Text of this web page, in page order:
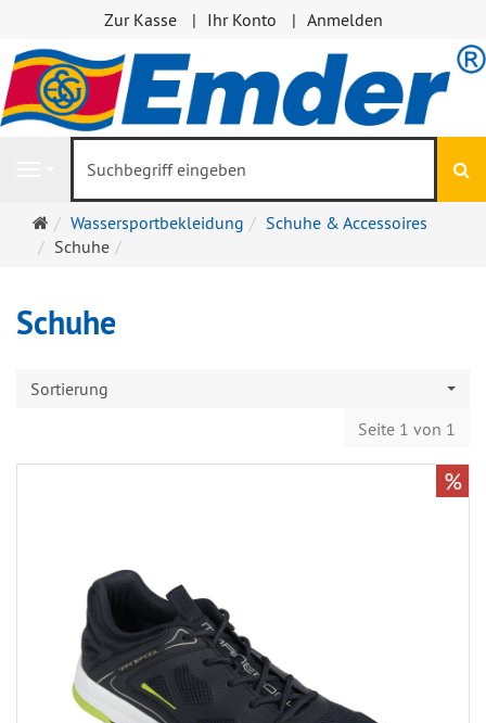
Zur Kasse Ihr Konto Anmelden
Navigation
Startseite
Wassersportbekleidung
Schuhe & Accessoires
Schuhe
Schuhe
Sortierung
Seite 1 von 1
%